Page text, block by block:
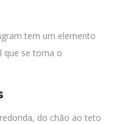
tem um elemento
que se torna o
do chão ao teto